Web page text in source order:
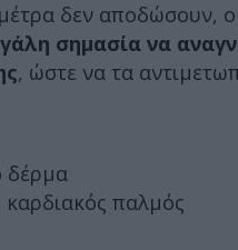
δεν αποδώσουν, ο
σημασία να
, ώστε να τα
δέρμα
παλμός